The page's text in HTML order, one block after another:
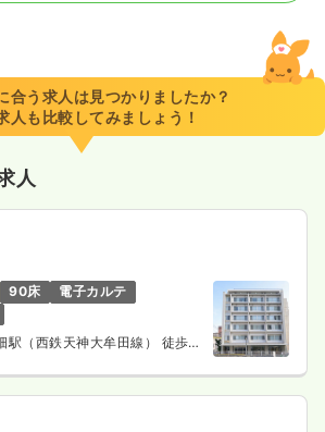
休憩60分）
る
合う求人は見つかりましたか？
人も比較してみましょう！
人
90床
電子カルテ
駅（西鉄天神大牟田線） 徒歩3